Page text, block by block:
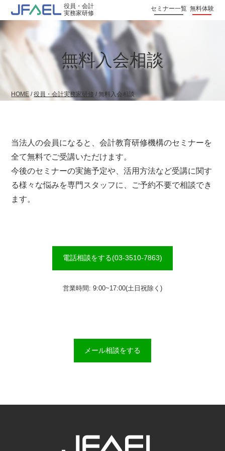
役員・会計
実務家研修
セミナー一覧 無料体験
無料入会相談
HOME /役員・会計実務家研修 /無料入会相談
当法人の会員になると、会計教育研修機構のセミナーを
全て無料でご受講いただけます。
今後のセミナーの実施予定や、活用方法など受講に関す
る様々な悩みを専門スタッフに、ご予約不要で相談でき
ます。
電話相談をする(03-3510-7863)
営業時間: 9:00~17:00(土日祝除く)
メール相談をする